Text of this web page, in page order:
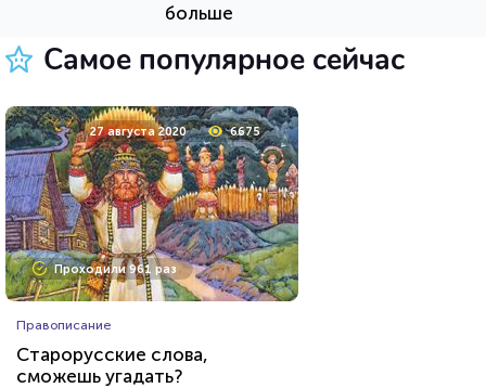
17 декабря 2021 6888
Проходили 1621 раз
Фильмы
Сможете назвать 100% этих
голливудских звёзд?
больше
Самое популярное сейчас
27 августа 2020 6675
Проходили 961 раз
Правописание
Старорусские слова,
сможешь угадать?